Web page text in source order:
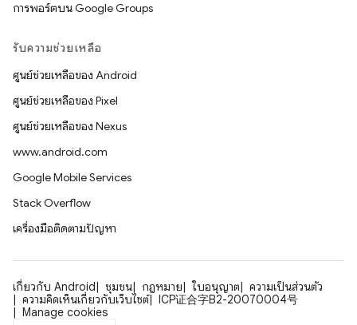
การพอร์ตบน Google Groups
รับความช่วยเหลือ
ศูนย์ช่วยเหลือของ Android
ศูนย์ช่วยเหลือของ Pixel
ศูนย์ช่วยเหลือของ Nexus
www.android.com
Google Mobile Services
Stack Overflow
เครื่องมือติดตามปัญหา
เกี่ยวกับ Android ชุมชน กฎหมาย ใบอนุญาต
ความเป็นส่วนตัว
ความคิดเห็นเกี่ยวกับเว็บไซต์
ICP证合字B2-20070004号
Manage cookies